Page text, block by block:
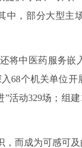
中，部分大型主
将中医药服务
68个机关单位
活动329场；组
而成为可感可